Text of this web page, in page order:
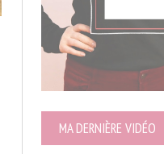
MA DERNIÈRE VIDÉO